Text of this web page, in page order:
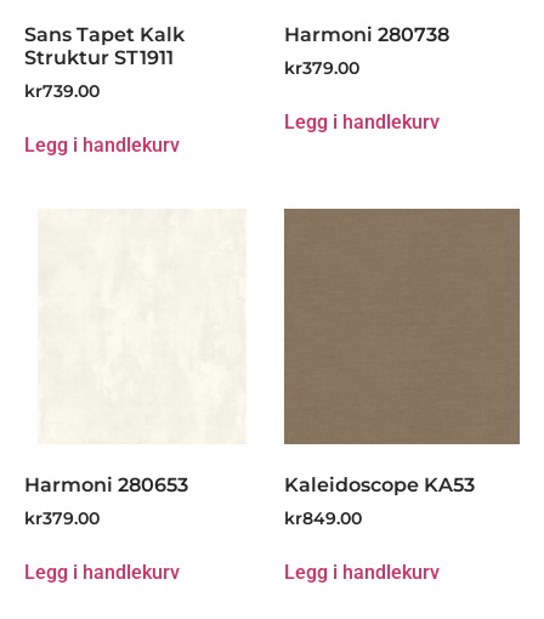
Sans Tapet Kalk
Struktur ST1911
kr739.00
Legg i handlekurv
Harmoni 280738
kr379.00
Legg i handlekurv
Harmoni 280653
kr379.00
Legg i handlekurv
Kaleidoscope KA53
kr849.00
Legg i handlekurv